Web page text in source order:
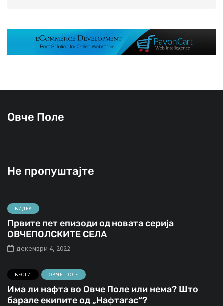
Овче Поле
Не пропуштајте
ВИДЕА
Првите пет епизоди од новата серија
ОВЧЕПОЛСКИТЕ СЕЛА
декември 4, 2022
ВЕСТИ ОВЧЕ ПОЛЕ
Има ли нафта во Овче Поле или нема? Што
барале екипите од „Нафтагас“?